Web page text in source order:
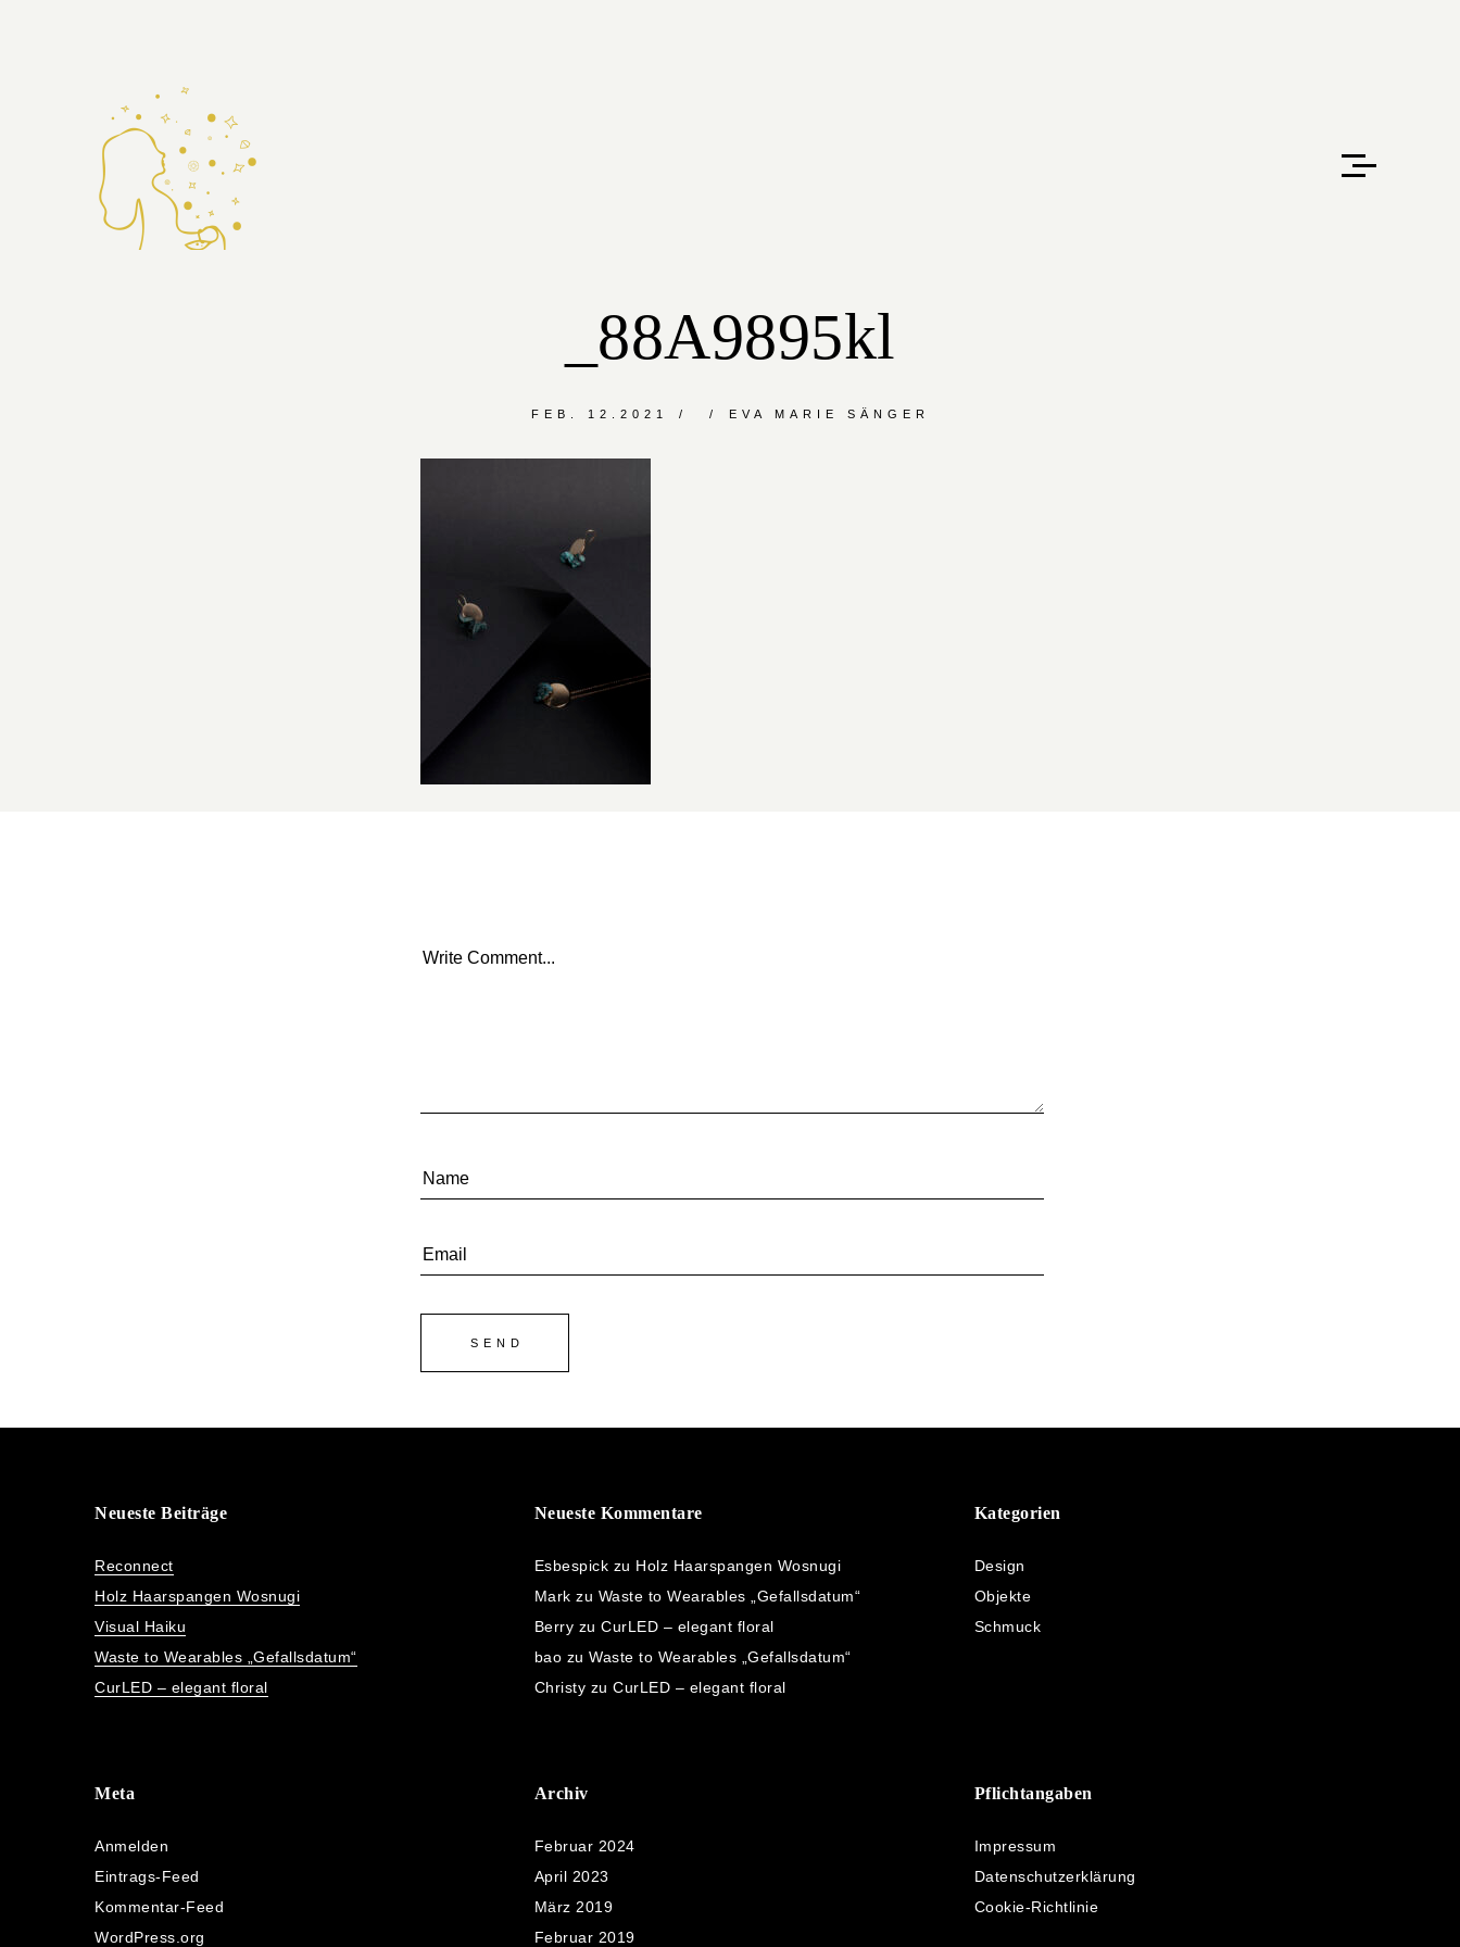
_88A9895kl
FEB. 12.2021 EVA MARIE SÄNGER
Neueste Beiträge
Reconnect
Holz Haarspangen Wosnugi
Visual Haiku
Waste to Wearables „Gefallsdatum“
CurLED – elegant floral
Neueste Kommentare
Esbespick zu Holz Haarspangen Wosnugi
Mark zu Waste to Wearables „Gefallsdatum“
Berry zuCurLED – elegant floral
bao zuWaste to Wearables „Gefallsdatum“
Christy zuCurLED – elegant floral
Kategorien
Design
Objekte
Schmuck
Meta
Anmelden
Eintrags-Feed
Kommentar-Feed
WordPress.org
Archiv
Februar 2024
April 2023
März 2019
Februar 2019
Pflichtangaben
Impressum
Datenschutzerklärung
Cookie-Richtlinie